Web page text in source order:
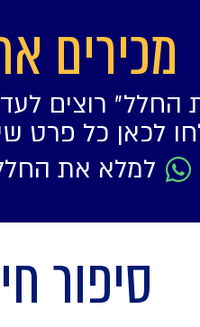
מכירים
החלל״ רוצים
לכאן כל פרט
למלא את החלל: 055-
סיפור